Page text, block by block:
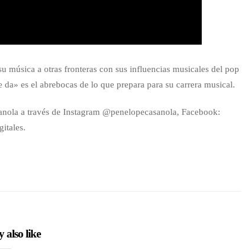
música a otras fronteras con sus influencias musicales del pop
es el abrebocas de lo que prepara para su carrera musical.
a través de Instagram @penelopecasanola, Facebook:
also like